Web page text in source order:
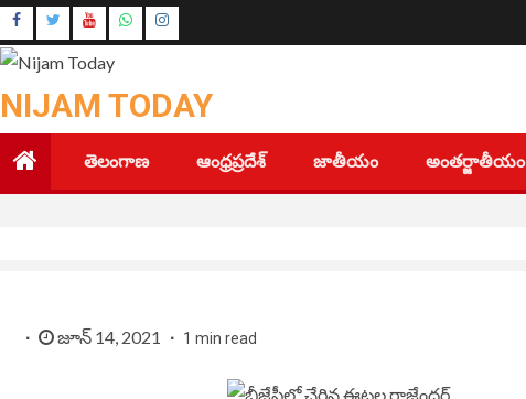
Skip
to
content
Youtube
Instagram
NIJAM TODAY
తెలంగాణ ఆంధ్రప్రదేశ్ జాతీయం అంతర్జాతీయం
జూన్ 14, 2021 1 min read